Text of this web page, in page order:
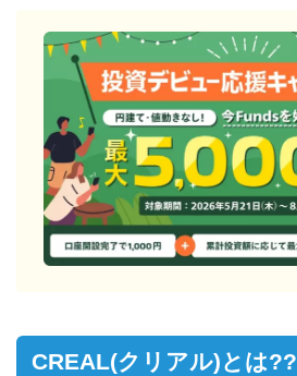
CREAL(クリアル)とは??